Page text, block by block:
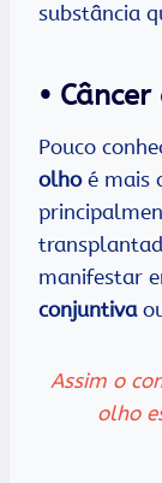
substância
•
Pouco
olhoé mais
manifestar
conjuntiva
Assim o
olho